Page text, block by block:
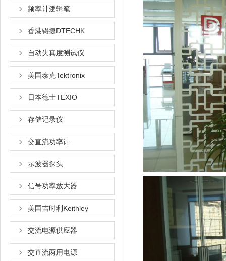
频率计逻辑笔
香港锝捷DTECHK
自动失真度测试仪
美国泰克Tektronix
日本德士TEXIO
存储记录仪
交直流功率计
示波器探头
信号功率放大器
美国吉时利Keithley
交流电源供应器
交直流两用电源